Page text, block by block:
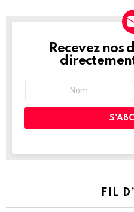
NEWSLETTER
Recevez nos
FIL